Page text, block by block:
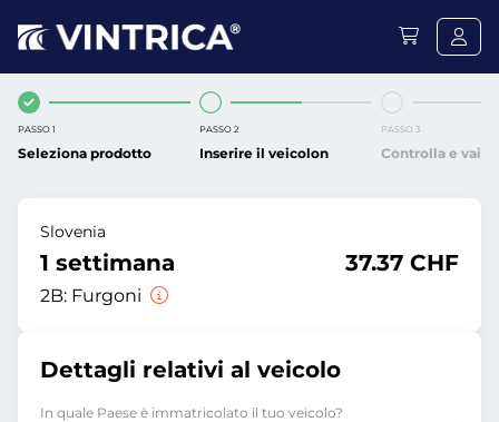
PASSO 1
Seleziona prodotto
PASSO 2
Inserire il veicolon
PASSO 3
Controlla e vai
Slovenia
1 settimana
2B: Furgoni
37.37 CHF
Dettagli relativi al veicolo
In quale Paese è immatricolato il tuo veicolo?